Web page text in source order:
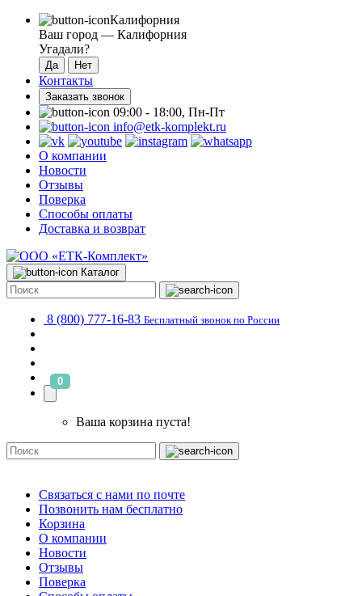
Калифорния
Ваш город — Калифорния
Угадали?
Контакты
Заказать звонок
09:00 - 18:00, Пн-Пт
info@etk-komplekt.ru
О компании
Новости
Отзывы
Поверка
Способы оплаты
Доставка и возврат
Каталог
8 (800) 777-16-83 Бесплатный звонок по России
0
Ваша корзина пуста!
Связаться с нами по почте
Позвонить нам бесплатно
Корзина
О компании
Новости
Отзывы
Поверка